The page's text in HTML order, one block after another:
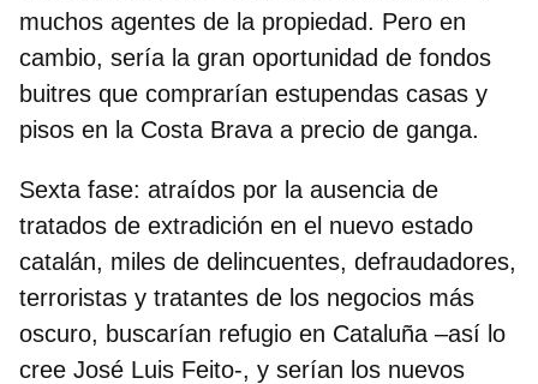
muchos agentes de la propiedad. Pero en
cambio, sería la gran oportunidad de fondos
buitres que comprarían estupendas casas y
pisos en la Costa Brava a precio de ganga.
Sexta fase: atraídos por la ausencia de
tratados de extradición en el nuevo estado
catalán, miles de delincuentes, defraudadores,
terroristas y tratantes de los negocios más
oscuro, buscarían refugio en Cataluña –así lo
cree José Luis Feito-, y serían los nuevos